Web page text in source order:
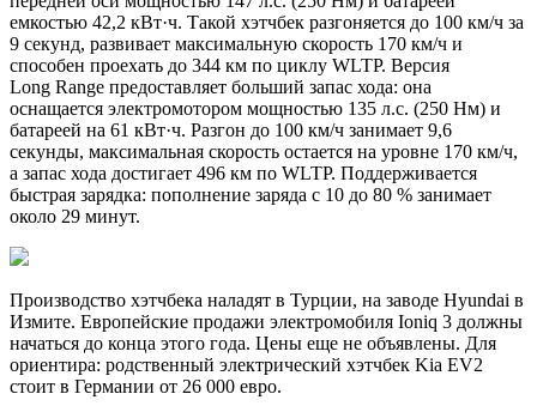
емкостью 42,2 кВт·ч. Такой хэтчбек разгоняется до 100 км/ч за
9 секунд, развивает максимальную скорость 170 км/ч и
способен проехать до 344 км по циклу WLTP. Версия
Long Range предоставляет больший запас хода: она
оснащается электромотором мощностью 135 л.с. (250 Нм) и
батареей на 61 кВт·ч. Разгон до 100 км/ч занимает 9,6
секунды, максимальная скорость остается на уровне 170 км/ч,
а запас хода достигает 496 км по WLTP. Поддерживается
быстрая зарядка: пополнение заряда с 10 до 80 % занимает
около 29 минут.
Производство хэтчбека наладят в Турции, на заводе Hyundai в
Измите. Европейские продажи электромобиля Ioniq 3 должны
начаться до конца этого года. Цены еще не объявлены. Для
ориентира: родственный электрический хэтчбек Kia EV2
стоит в Германии от 26 000 евро.